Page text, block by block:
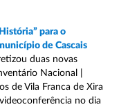
para o
de Cascais
duas novas
Nacional |
de Vila Franca de Xira
no dia